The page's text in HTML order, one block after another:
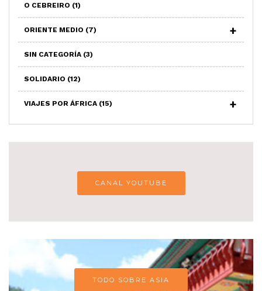
O CEBREIRO (1)
ORIENTE MEDIO (7)
SIN CATEGORÍA (3)
SOLIDARIO (12)
VIAJES POR ÁFRICA (15)
CANAL YOUTUBE
TODO SOBRE ASIA